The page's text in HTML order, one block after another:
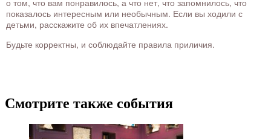
о том, что вам понравилось, а что нет, что запомнилось, что
показалось интересным или необычным. Если вы ходили с
детьми, расскажите об их впечатлениях.
Будьте корректны, и соблюдайте правила приличия.
Смотрите также события